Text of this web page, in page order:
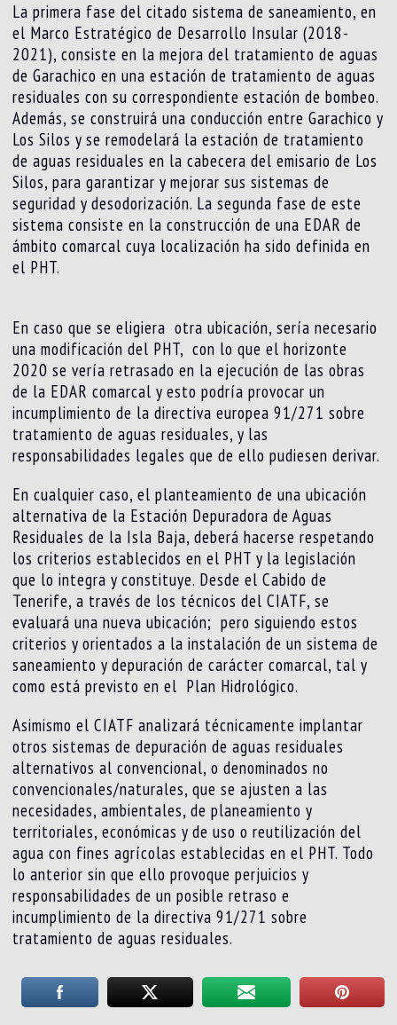
La primera fase del citado sistema de saneamiento, en
el Marco Estratégico de Desarrollo Insular (2018-
2021), consiste en la mejora del tratamiento de aguas
de Garachico en una estación de tratamiento de aguas
residuales con su correspondiente estación de bombeo.
Además, se construirá una conducción entre Garachico y
Los Silos y se remodelará la estación de tratamiento
de aguas residuales en la cabecera del emisario de Los
Silos, para garantizar y mejorar sus sistemas de
seguridad y desodorización. La segunda fase de este
sistema consiste en la construcción de una EDAR de
ámbito comarcal cuya localización ha sido definida en
el PHT.
En caso que se eligiera otra ubicación, sería necesario
una modificación del PHT, con lo que el horizonte
2020 se vería retrasado en la ejecución de las obras
de la EDAR comarcal y esto podría provocar un
incumplimiento de la directiva europea 91/271 sobre
tratamiento de aguas residuales, y las
responsabilidades legales que de ello pudiesen derivar.
En cualquier caso, el planteamiento de una ubicación
alternativa de la Estación Depuradora de Aguas
Residuales de la Isla Baja, deberá hacerse respetando
los criterios establecidos en el PHT y la legislación
que lo integra y constituye. Desde el Cabido de
Tenerife, a través de los técnicos del CIATF, se
evaluará una nueva ubicación; pero siguiendo estos
criterios y orientados a la instalación de un sistema de
saneamiento y depuración de carácter comarcal, tal y
como está previsto en el Plan Hidrológico.
Asimismo el CIATF analizará técnicamente implantar
otros sistemas de depuración de aguas residuales
alternativos al convencional, o denominados no
convencionales/naturales, que se ajusten a las
necesidades, ambientales, de planeamiento y
territoriales, económicas y de uso o reutilización del
agua con fines agrícolas establecidas en el PHT. Todo
lo anterior sin que ello provoque perjuicios y
responsabilidades de un posible retraso e
incumplimiento de la directiva 91/271 sobre
tratamiento de aguas residuales.